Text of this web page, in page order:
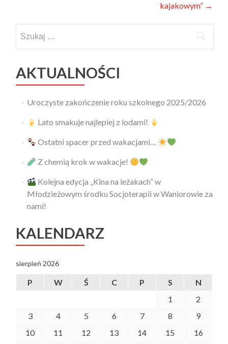
kajakowym” →
AKTUALNOŚCI
Uroczyste zakończenie roku szkolnego 2025/2026
Lato smakuje najlepiej z lodami!
Ostatni spacer przed wakacjami…
Z chemią krok w wakacje!
Kolejna edycja „Kina na leżakach” w
Młodzieżowym środku Socjoterapii w Waniorowie za
nami!
KALENDARZ
sierpień 2026
P W Ś C P S
N
1
2
3
4 5 6 7 8
9
10
11 12 13 14 15
16